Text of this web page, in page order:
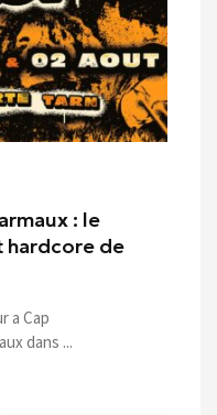
: le
hardcore de
a Cap
dans ...